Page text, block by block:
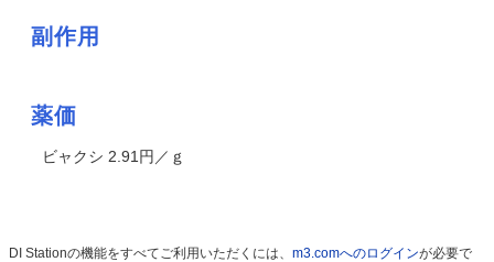
副作用
薬価
ビャクシ 2.91円／ｇ
DI Stationの機能をすべてご利用いただくには、 m3.comへのログインが必要で